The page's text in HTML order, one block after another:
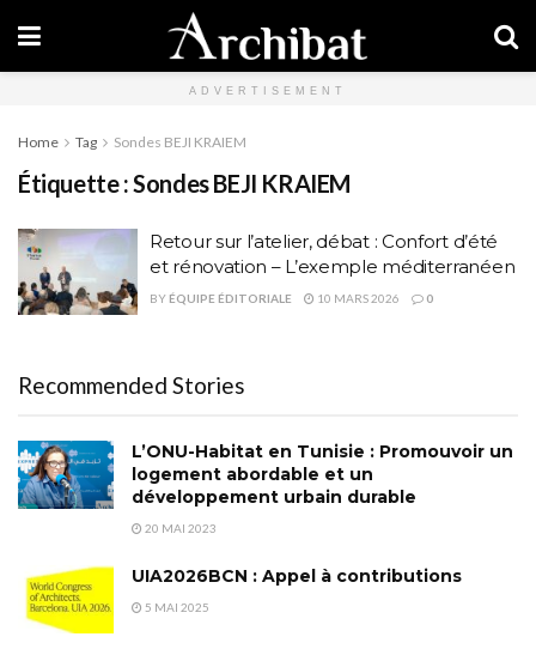
ADVERTISEMENT
Home Tag Sondes BEJI KRAIEM
Étiquette :Sondes BEJI KRAIEM
Retour sur l’atelier, débat : Confort d’été
et rénovation – L’exemple méditerranéen
BY ÉQUIPE ÉDITORIALE 10 MARS 2026 0
Recommended Stories
L’ONU-Habitat en Tunisie : Promouvoir un
logement abordable et un
développement urbain durable
20 MAI 2023
UIA2026BCN : Appel à contributions
5 MAI 2025